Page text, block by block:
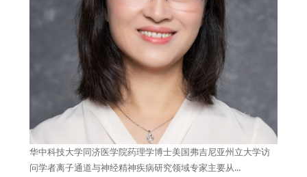
华中科技大学同济医学院药理学博士美国弗吉尼亚州立大学访
问学者离子通道与神经精神疾病研究领域专家主要从...